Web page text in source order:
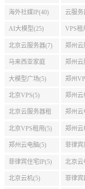
IP(45)
海外社媒IP(40) 云服务
(32)
AI大模型(25) VPS租
北京云服务器(7) 郑州云
马来西亚家庭
IP(5)
郑州云
用(5)
大模型广场(5) 郑州
北京VPS(5) 郑州云
北京云服务器租
用(5)
郑州云
(5)
北京VPS租用(5) 郑州云
郑州云电脑(5) 菲律宾
菲律宾住宅IP(5) 北京云
(5)
北京云机(5) 菲律宾